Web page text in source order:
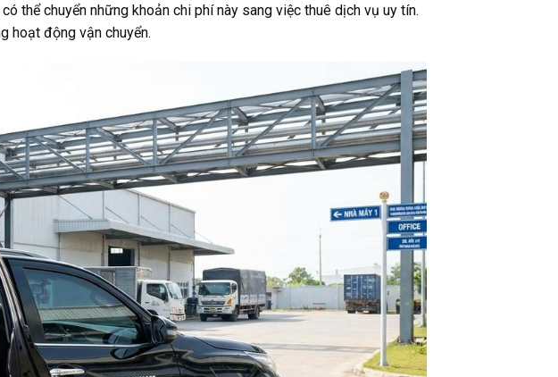
thể chuyển những khoản chi phí này sang việc thuê dịch vụ uy tín.
hoạt động vận chuyển.